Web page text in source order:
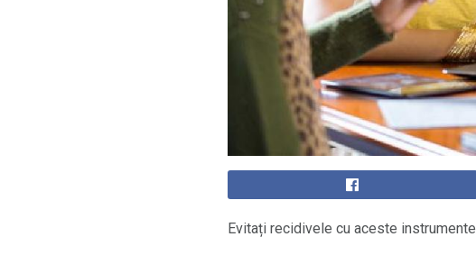
Evitați recidivele cu aceste instrumente